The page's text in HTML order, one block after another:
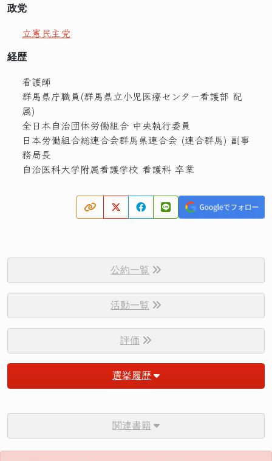
政党
立憲民主党
経歴
看護師
群馬県庁職員(群馬県立小児医療センター看護部 配
属)
全日本自治団体労働組合 中央執行委員
日本労働組合総連合会群馬県連合会 (連合群馬) 副事
務局長
自治医科大学附属看護学校 看護科 卒業
公約一覧
活動一覧
評価
選挙履歴
関連書籍